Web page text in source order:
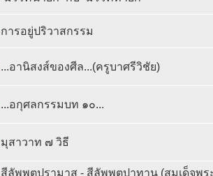
การอยู่ปริวาสกรรม
...อานิสงส์ของศีล...(ครูบาศรีวิชัย)
...อกุศลกรรมบท ๑๐...
มุสาวาท ๗ วิธี
สีลัพพตปรามาส - สีลัพพตุปาทาน (สมเด็จพ